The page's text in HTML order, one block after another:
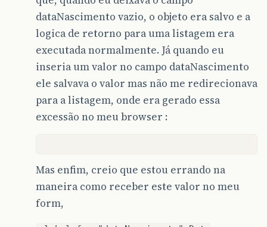
dataNascimento vazio, o objeto era salvo e a
logica de retorno para uma listagem era
executada normalmente. Já quando eu
inseria um valor no campo dataNascimento
ele salvava o valor mas não me redirecionava
para a listagem, onde era gerado essa
excessão no meu browser :
Mas enfim, creio que estou errando na
maneira como receber este valor no meu
form,